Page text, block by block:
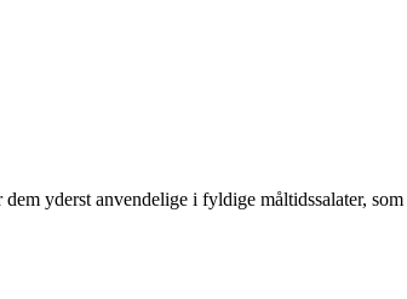
yderst anvendelige i fyldige måltidssalater,